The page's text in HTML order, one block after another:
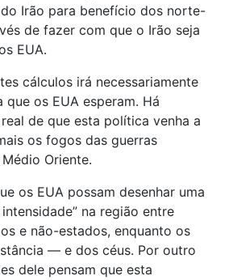
Irão para benefício dos norte-
de fazer com que o Irão seja
EUA.
cálculos irá necessariamente
os EUA esperam. Há
de que esta política venha a
os fogos das guerras
Oriente.
os EUA possam desenhar uma
na região entre
e não-estados, enquanto os
— e dos céus. Por outro
dele pensam que esta